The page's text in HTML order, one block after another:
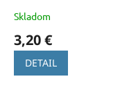
Skladom
3,20 €
DETAIL